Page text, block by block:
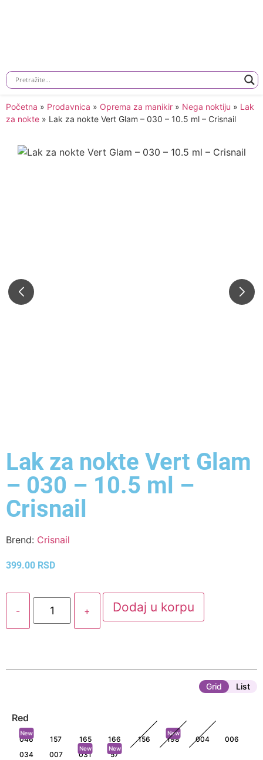
Početna » Prodavnica » Oprema za manikir » Nega noktiju » Lak
za nokte » Lak za nokte Vert Glam – 030 – 10.5 ml – Crisnail
Lak za nokte Vert Glam
– 030 – 10.5 ml –
Crisnail
Brend: Crisnail
399.00 RSD
- + Dodaj u korpu
Grid List
Red
New
046 157 165 166 156
New
198 004
006
034
007
New
031
New
57